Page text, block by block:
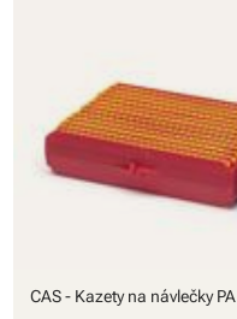
CAS - Kazety na návlečky PA